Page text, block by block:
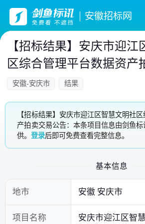
安徽招标网
【招标结果】安庆市迎江
区综合管理平台数据资产
安徽-安庆市 结果
【招标结果】安庆市迎江区智慧文明社
产拍卖交易公告：本条项目信息由剑鱼
供。登录后即可免费查看完整信息。
基本信息
地市 安徽 安庆市
项目名称
安庆市迎江区智